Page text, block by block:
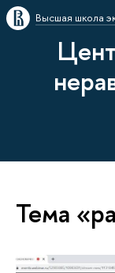
Высшая школа
Тема